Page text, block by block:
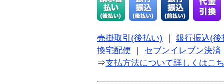
売掛取引(後払い)
銀行振込(後
換宅配便
セブンイレブン決済
⇒支払方法について詳しくはこ